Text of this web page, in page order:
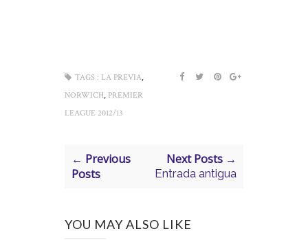
TAGS : LA PREVIA
NORWICH PREMIER
LEAGUE 2012/13
← Previous
Posts
Next Posts →
Entrada antigua
YOU MAY ALSO LIKE